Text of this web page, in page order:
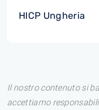
HICP Ungheria
Il nostro contenuto si
accettiamo